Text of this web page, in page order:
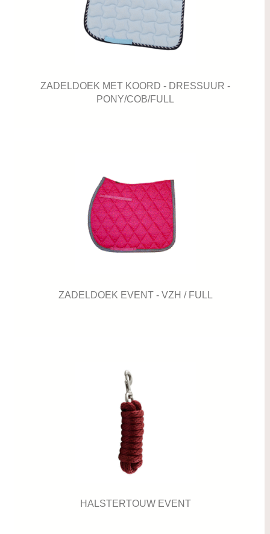
ZADELDOEK MET KOORD - DRESSUUR -
PONY/COB/FULL
ZADELDOEK EVENT - VZH / FULL
HALSTERTOUW EVENT